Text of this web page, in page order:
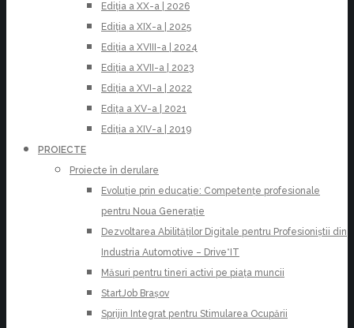
Ediția a XX-a | 2026
Ediția a XIX-a | 2025
Ediția a XVIII-a | 2024
Ediția a XVII-a | 2023
Ediția a XVI-a | 2022
Edița a XV-a | 2021
Ediția a XIV-a | 2019
PROIECTE
Proiecte în derulare
Evoluție prin educație: Competențe profesionale
pentru Noua Generație
Dezvoltarea Abilităților Digitale pentru Profesioniștii din
Industria Automotive – Drive*IT
Măsuri pentru tineri activi pe piața muncii
StartJob Brașov
Sprijin Integrat pentru Stimularea Ocupării